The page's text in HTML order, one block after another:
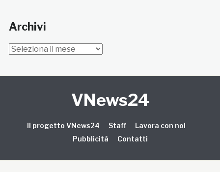
Archivi
Archivi
VNews24
Il progetto VNews24 Staff
Lavora con noi
Pubblicità
Contatti